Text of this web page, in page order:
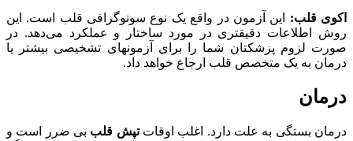
اکوی قلب: این آزمون در واقع یک نوع سونوگرافی قلب است. این
روش اطلاعات دقیقتری در مورد ساختار و عملکرد می‌دهد. در
صورت لزوم پزشکتان شما را برای آزمونهای تشخیصی بیشتر یا
درمان به یک متخصص قلب ارجاع خواهد داد.
درمان
درمان بستگی به علت دارد. اغلب اوقاتتپش قلب بی ضرر است و